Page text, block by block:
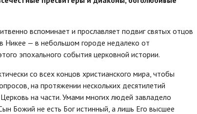
вспоминает и прославляет подвиг святых отцов
Никее — в небольшом городе недалеко от
эпохального события церковной истории.
со всех концов христианского мира, чтобы
на протяжении нескольких десятилетий
на части. Умами многих людей завладело
Божий не есть Бог истинный, а лишь Его высшее